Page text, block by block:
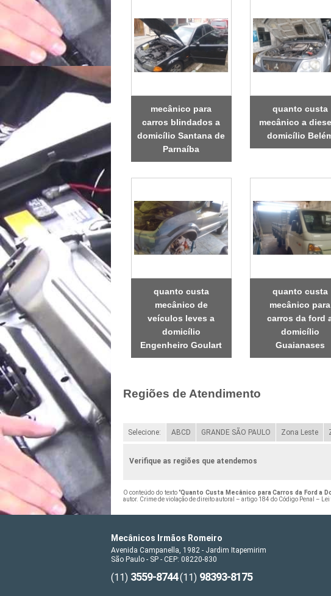
mecânico para
carros blindados a
domicílio Santana de
Parnaíba
quanto custa
mecânico a
domicílio
quanto custa
mecânico de
veículos leves a
domicílio
Engenheiro Goulart
quanto custa
mecânico para
carros da ford
domicílio
Guaianases
Regiões de Atendimento
Selecione: ABCD GRANDE SÃO PAULO Zona Leste
Verifique as regiões que atendemos
O conteúdo do texto "Quanto Custa Mecânico para Carros da Ford a
autor. Crime de violação de direito autoral – artigo 184 do Código Penal –
Mecânicos Irmãos Romeiro
Avenida Campanella, 1982 - Jardim Itapemirim
São Paulo - SP - CEP: 08220-830
(11) 3559-8744(11) 98393-8175